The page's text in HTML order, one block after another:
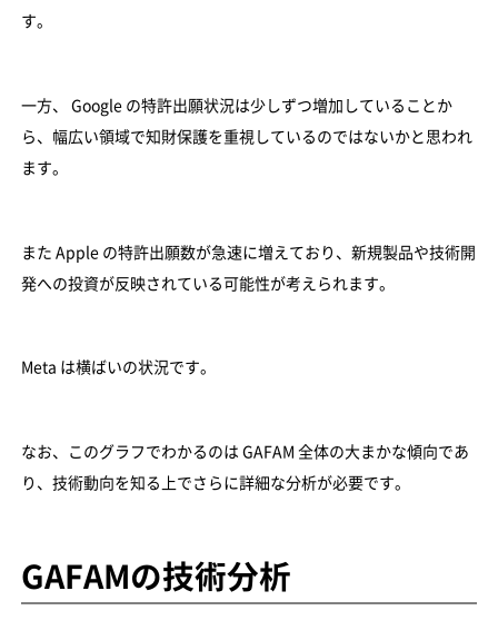
す。
一方、 Google の特許出願状況は少しずつ増加していることか
ら、幅広い領域で知財保護を重視しているのではないかと思われ
ます。
また Apple の特許出願数が急速に増えており、新規製品や技術開
発への投資が反映されている可能性が考えられます。
Meta は横ばいの状況です。
なお、このグラフでわかるのは GAFAM 全体の大まかな傾向であ
り、技術動向を知る上でさらに詳細な分析が必要です。
GAFAMの技術分析